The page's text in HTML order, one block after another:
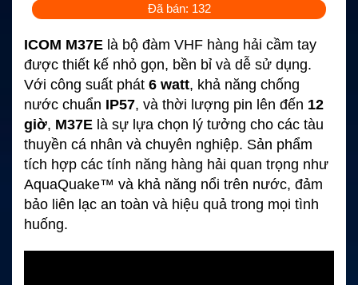
Đã bán: 132
ICOM M37E là bộ đàm VHF hàng hải cầm tay
được thiết kế nhỏ gọn, bền bỉ và dễ sử dụng.
Với công suất phát 6 watt, khả năng chống
nước chuẩn IP57, và thời lượng pin lên đến 12
giờ, M37E là sự lựa chọn lý tưởng cho các tàu
thuyền cá nhân và chuyên nghiệp. Sản phẩm
tích hợp các tính năng hàng hải quan trọng như
AquaQuake™ và khả năng nổi trên nước, đảm
bảo liên lạc an toàn và hiệu quả trong mọi tình
huống.